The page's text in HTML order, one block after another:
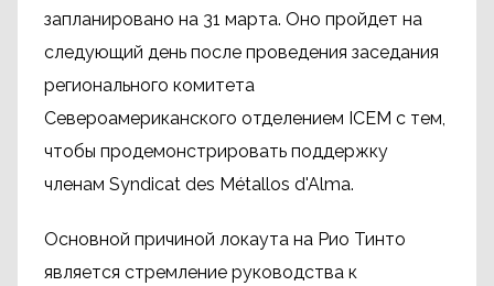
запланировано на 31 марта. Оно пройдет на
следующий день после проведения заседания
регионального комитета
Североамериканского отделением ICEM с тем,
чтобы продемонстрировать поддержку
членам Syndicat des Métallos d'Alma.
Основной причиной локаута на Рио Тинто
является стремление руководства к